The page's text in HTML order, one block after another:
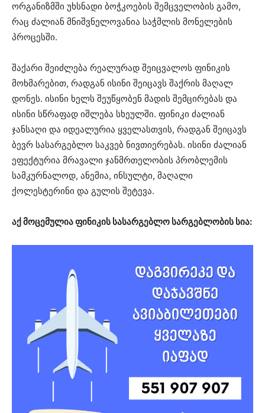
ორგანიზმში უხსნადი ბოჭკოების შემცველობის გამო,
რაც ძალიან მნიშვნელოვანია საჭმლის მონელების
პროცესში.
შაქარი შეიძლება რეალურად შეიცვალოს ფინიკის
მოხმარებით, რადგან ისინი შეიცავს შაქრის მაღალ
დონეს. ისინი ხელს შეუწყობენ მადის შემცირებას და
ისინი სწრაფად იშლება სხეულში. ფინიკი ძალიან
ჯანსაღი და იდეალურია ყველასთვის, რადგან შეიცავს
ბევრ სასარგებლო საკვებ ნივთიერებას. ისინი ძალიან
ეფექტურია მრავალი ჯანმრთელობის პრობლემის
სამკურნალოდ, ანემია, ინსულტი, მაღალი
ქოლესტერინი და გულის შეტევა.
აქ მოცემულია ფინიკის სასარგებლო სარგებლობის სია: